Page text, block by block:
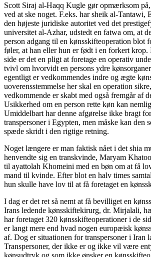
Scott Siraj al-Haqq Kugle gør opmærksom
ved at ske noget. F.eks. har sheik al-Tantawi,
den højeste juridiske autoritet ved det
universitet al-Azhar, udstedt en fatwa om, at
person adgang til en kønsskifteoperation blot
føler, at han eller hun er født i en forkert krop.
side er det en pligt at foretage en operativ
tvivl om hvorvidt en persons ydre
egentligt er vedkommendes indre og ægte
uoverensstemmelse her skal en operation
vedkommende er skabt med også fremgår af
Usikkerhed om en person rette køn kan
Umiddelbart har denne afgørelse ikke bragt
transpersoner i Egypten, men måske kan den
spæde skridt i den rigtige retning.
Noget længere er man faktisk nået i det shia
henvendte sig en transkvinde, Maryam
til ayattolah Khomeini med en bøn om at få
mand til kvinde. Efter blot en halv times
hun skulle have lov til at få foretaget en
I dag er det ret så nemt at få bevilliget en
Irans ledende kønsskiftekirurg, dr. Mirjalali,
har foretaget 320 kønsskifteoperationer i de
er langt mere end hvad nogen europæisk
af. Dog er situationen for transpersoner i Iran
Transpersoner, der ikke er og ikke vil være
kønsudtryk og som ikke ønsker en